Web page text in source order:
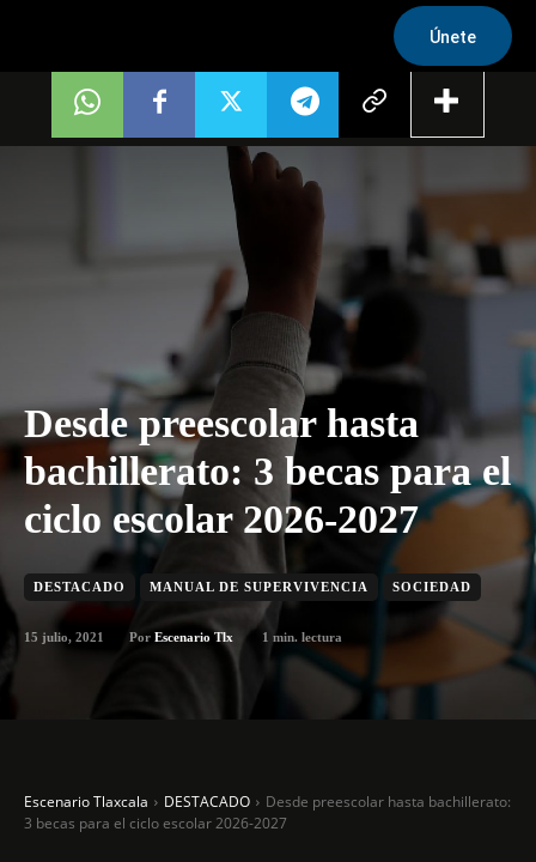
Únete
Desde preescolar hasta
bachillerato: 3 becas para el
ciclo escolar 2026-2027
DESTACADO MANUAL DE SUPERVIVENCIA SOCIEDAD
15 julio, 2021 Por Escenario Tlx 1 min. lectura
Escenario Tlaxcala DESTACADO
Desde preescolar hasta bachillerato:
3 becas para el ciclo escolar 2026-2027